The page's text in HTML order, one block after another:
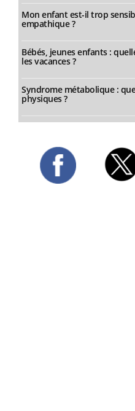
Mon enfant est-il trop
empathique ?
Bébés, jeunes enfants :
les vacances ?
Syndrome métabolique :
physiques ?